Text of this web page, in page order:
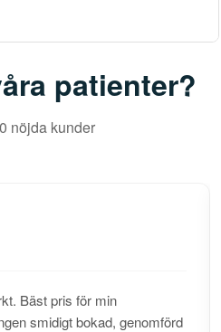
patienter?
nöjda kunder
Bäst pris för min
smidigt bokad, genomförd